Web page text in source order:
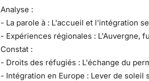
Analyse :
- La parole à : L'accueil et l'intégration
- Expériences régionales : L'Auvergne,
Constat :
- Droits des réfugiés : L'échange du
- Intégration en Europe : Lever de